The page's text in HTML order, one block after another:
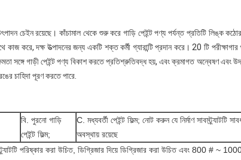
চেইন রয়েছে। কাঁচামাল থেকে শুরু করে গাড়ি পেইন্ট পণ্য পর্যন্ত প্রতিটি লিঙ্ক
কাজ করে, দক্ষ উত্পাদনের জন্য একটি শক্ত কর্মী গ্যারান্টি প্রদান করে। 20 টি
সঙ্গে গাড়ী পেইন্ট পণ্য বিকাশ করতে প্রতিশ্রুতিবদ্ধ হয়, এবং ক্রমাগত অন্বেষণ
চাহিদা পূরণ করতে পারে.
বি. পুরনো গাড়ি
পেইন্ট ফিল্ম;
C. মধ্যবর্তী পেইন্ট ফিল্ম; নোট করুন যে নির্মাণ সাবস্ট্র্যাটটি
অবস্থায় রয়েছে
পরিষ্কার করা উচিত, ডিগ্রিজার দিয়ে ডিগ্রিজার করা উচিত এবং 800 # ~